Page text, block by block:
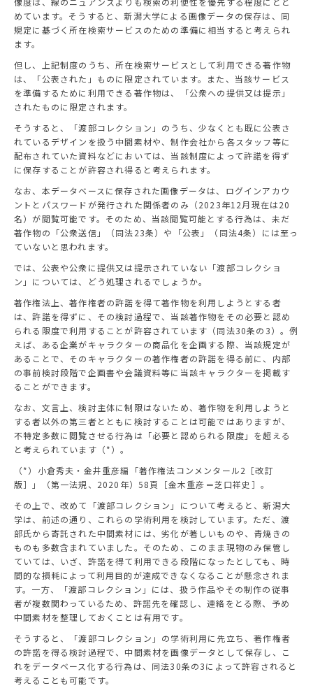
めています。そうすると、新潟大学による画像データの保存は、同
規定に基づく所在検索サービスのための準備に相当すると考えられ
ます。
但し、上記制度のうち、所在検索サービスとして利用できる著作物
は、「公表された」ものに限定されています。また、当該サービス
を準備するために利用できる著作物は、「公衆への提供又は提示」
されたものに限定されます。
そうすると、「渡部コレクション」のうち、少なくとも既に公表さ
れているデザインを扱う中間素材や、制作会社から各スタッフ等に
配布されていた資料などにおいては、当該制度によって許諾を得ず
に保存することが許容され得ると考えられます。
なお、本データベースに保存された画像データは、ログインアカウ
ントとパスワードが発行された関係者のみ（2023年12月現在は20
名）が閲覧可能です。そのため、当該閲覧可能とする行為は、未だ
著作物の「公衆送信」（同法23条）や「公表」（同法4条）には至っ
ていないと思われます。
では、公表や公衆に提供又は提示されていない「渡部コレクショ
ン」については、どう処理されるでしょうか。
著作権法上、著作権者の許諾を得て著作物を利用しようとする者
は、許諾を得ずに、その検討過程で、当該著作物をその必要と認め
られる限度で利用することが許容されています（同法30条の3）。例
えば、ある企業がキャラクターの商品化を企画する際、当該規定が
あることで、そのキャラクターの著作権者の許諾を得る前に、内部
の事前検討段階で企画書や会議資料等に当該キャラクターを掲載す
ることができます。
なお、文言上、検討主体に制限はないため、著作物を利用しようと
する者以外の第三者とともに検討することは可能ではありますが、
不特定多数に閲覧させる行為は「必要と認められる限度」を超える
と考えられています（*）。
（*）小倉秀夫・金井重彦編「著作権法コンメンタール2［改訂
版］」（第一法規、2020年）58頁［金木重彦＝芝口祥史］。
その上で、改めて「渡部コレクション」について考えると、新潟大
学は、前述の通り、これらの学術利用を検討しています。ただ、渡
部氏から寄託された中間素材には、劣化が著しいものや、青焼きの
ものも多数含まれていました。そのため、このまま現物のみ保管し
ていては、いざ、許諾を得て利用できる段階になったとしても、時
間的な損耗によって利用目的が達成できなくなることが懸念されま
す。一方、「渡部コレクション」には、扱う作品やその制作の従事
者が複数関わっているため、許諾先を確認し、連絡をとる際、予め
中間素材を整理しておくことは有用です。
そうすると、「渡部コレクション」の学術利用に先立ち、著作権者
の許諾を得る検討過程で、中間素材を画像データとして保存し、こ
れをデータベース化する行為は、同法30条の3によって許容されると
考えることも可能です。